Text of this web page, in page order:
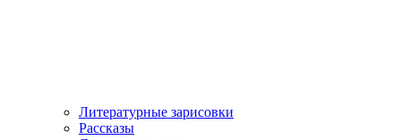
Литературные зарисовки
Рассказы